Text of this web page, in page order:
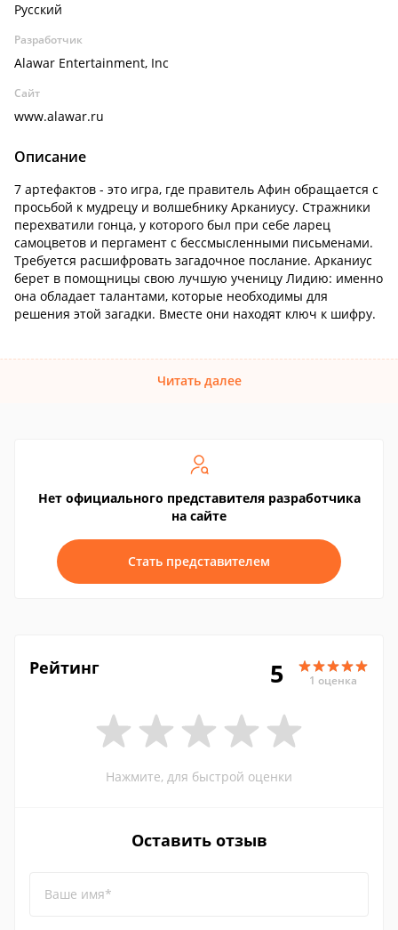
Русский
Разработчик
Alawar Entertainment, Inc
Сайт
www.alawar.ru
Описание
7 артефактов - это игра, где правитель Афин обращается с
просьбой к мудрецу и волшебнику Арканиусу. Стражники
перехватили гонца, у которого был при себе ларец
самоцветов и пергамент с бессмысленными письменами.
Требуется расшифровать загадочное послание. Арканиус
берет в помощницы свою лучшую ученицу Лидию: именно
она обладает талантами, которые необходимы для
решения этой загадки. Вместе они находят ключ к шифру.
Читать далее
Нет официального представителя разработчика
на сайте
Стать представителем
Рейтинг 5 1 оценка
Нажмите, для быстрой оценки
Оставить отзыв
Ваше имя*